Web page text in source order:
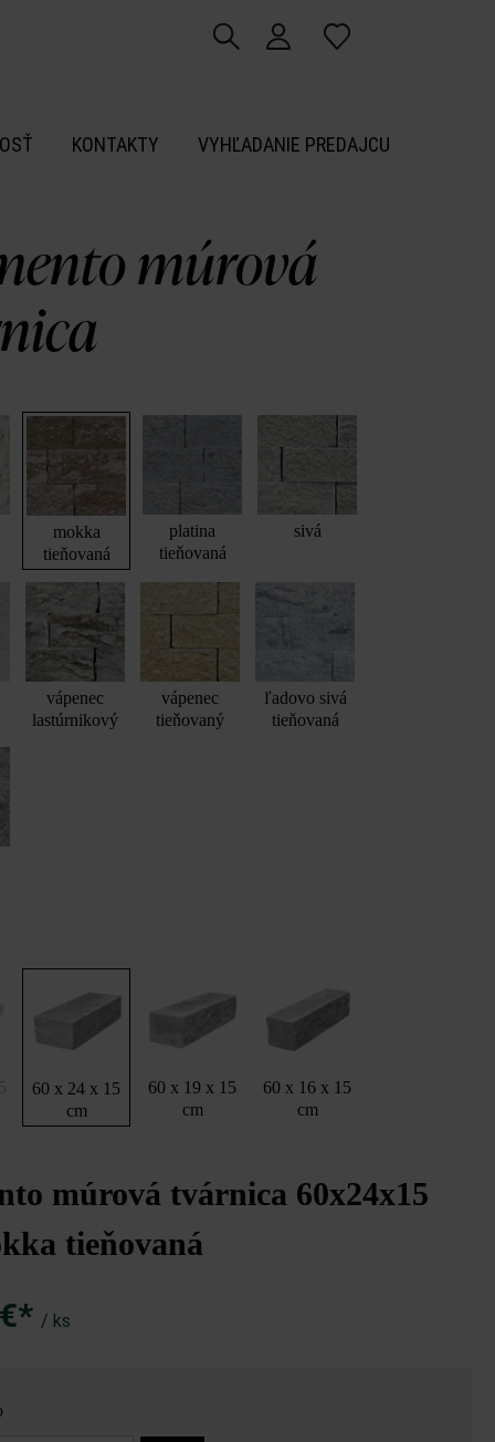
KONTAKTY VYHĽADANIE PREDAJCU
múrová
mokka
tieňovaná
platina
tieňovaná
sivá
vápenec
lastúrnikový
vápenec
tieňovaný
ľadovo sivá
tieňovaná
60 x 24 x 15
cm
60 x 19 x 15
cm
60 x 16 x 15
cm
múrová tvárnica 60x24x15
tieňovaná
/ ks